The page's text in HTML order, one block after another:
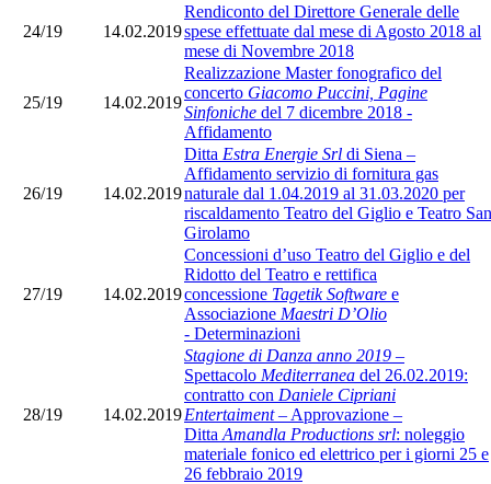
24/19 14.02.2019
Rendiconto del Direttore Generale delle
spese effettuate dal mese di Agosto 2018 al
mese di Novembre 2018
25/19 14.02.2019
Realizzazione Master fonografico del
concerto Giacomo Puccini, Pagine
Sinfoniche del 7 dicembre 2018 -
Affidamento
26/19 14.02.2019
Ditta Estra Energie Srl di Siena –
Affidamento servizio di fornitura gas
naturale dal 1.04.2019 al 31.03.2020 per
riscaldamento Teatro del Giglio e Teatro San
Girolamo
27/19 14.02.2019
Concessioni d’uso Teatro del Giglio e del
Ridotto del Teatro e rettifica
concessione Tagetik Software e
Associazione Maestri D’Olio
- Determinazioni
28/19 14.02.2019
Stagione di Danza anno 2019 –
Spettacolo Mediterranea del 26.02.2019:
contratto con Daniele Cipriani
Entertaiment– Approvazione –
Ditta Amandla Productions srl: noleggio
materiale fonico ed elettrico per i giorni 25 e
26 febbraio 2019